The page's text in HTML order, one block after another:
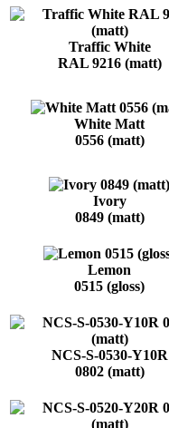
Traffic White
RAL 9216 (matt)
White Matt
0556 (matt)
Ivory
0849 (matt)
Lemon
0515 (gloss)
NCS-S-0530-Y10R
0802 (matt)